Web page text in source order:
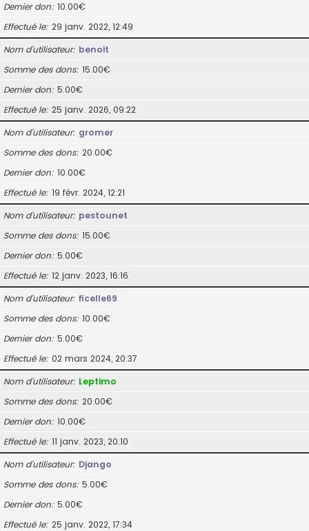
Dernier don 10.00€
Effectué le 29 janv. 2022, 12:49
Nom d’utilisateur benoit
Somme des dons 15.00€
Dernier don 5.00€
Effectué le 25 janv. 2026, 09:22
Nom d’utilisateur gromer
Somme des dons 20.00€
Dernier don 10.00€
Effectué le 19 févr. 2024, 12:21
Nom d’utilisateur pestounet
Somme des dons 15.00€
Dernier don 5.00€
Effectué le 12 janv. 2023, 16:16
Nom d’utilisateur ficelle69
Somme des dons 10.00€
Dernier don 5.00€
Effectué le 02 mars 2024, 20:37
Nom d’utilisateur Leptimo
Somme des dons 20.00€
Dernier don 10.00€
Effectué le 11 janv. 2023, 20:10
Nom d’utilisateur Django
Somme des dons 5.00€
Dernier don 5.00€
Effectué le 25 janv. 2022, 17:34